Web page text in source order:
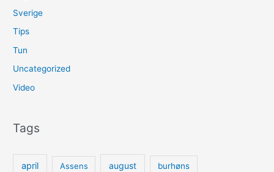
Sverige
Tips
Tun
Uncategorized
Video
Tags
april Assens august burhøns